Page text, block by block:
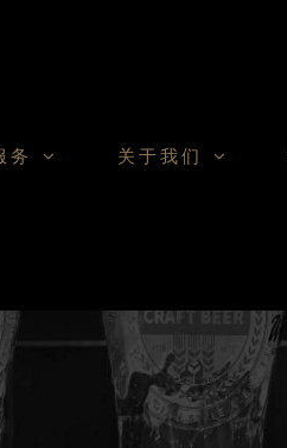
务 关于我们